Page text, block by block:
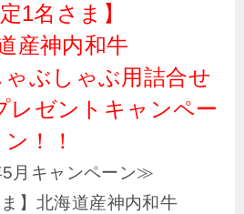
定1名さま】
産神内和牛
ぶしゃぶ用詰合せ
レゼントキャンペー
ン！！
月キャンペーン≫
ま】北海道産神内和牛